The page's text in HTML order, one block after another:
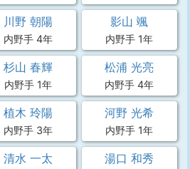
川野 朝陽
内野手 4年
影山 颯
内野手 1年
杉山 春輝
内野手 1年
松浦 光亮
内野手 4年
植木 玲陽
内野手 3年
河野 光希
内野手 1年
清水 一太 湯口 和秀